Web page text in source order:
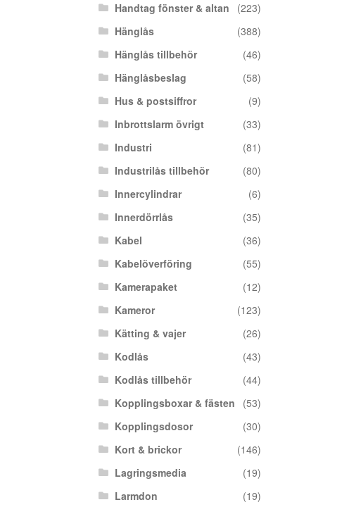
Handtag fönster & altan
(223)
Hänglås
(388)
Hänglås tillbehör
(46)
Hänglåsbeslag
(58)
Hus & postsiffror
(9)
Inbrottslarm övrigt
(33)
Industri
(81)
Industrilås tillbehör
(80)
Innercylindrar
(6)
Innerdörrlås
(35)
Kabel
(36)
Kabelöverföring
(55)
Kamerapaket
(12)
Kameror
(123)
Kätting & vajer
(26)
Kodlås
(43)
Kodlås tillbehör
(44)
Kopplingsboxar & fästen
(53)
Kopplingsdosor
(30)
Kort & brickor
(146)
Lagringsmedia
(19)
Larmdon
(19)